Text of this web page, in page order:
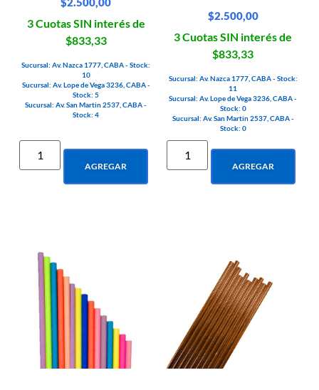
3 Cuotas SIN interés de
$833,33
Sucursal: Av. Nazca 1777, CABA - Stock:
10
Sucursal: Av. Lope de Vega 3236, CABA -
Stock: 5
Sucursal: Av. San Martin 2537, CABA -
Stock: 4
AGREGAR
$2.500,00
3 Cuotas SIN interés de
$833,33
Sucursal: Av. Nazca 1777, CABA - Stock:
11
Sucursal: Av. Lope de Vega 3236, CABA -
Stock: 0
Sucursal: Av. San Martin 2537, CABA -
Stock: 0
AGREGAR